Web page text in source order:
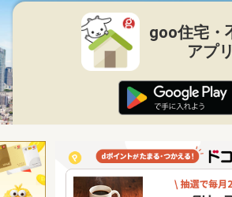
goo住宅・
アプリ